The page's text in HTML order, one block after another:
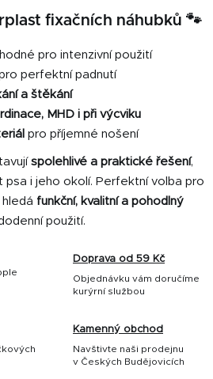
u fixačních náhubků 🐾
pro intenzivní použití
perfektní padnutí
a štěkání
MHD i při výcviku
pro příjemné nošení
spolehlivé a praktické řešení,
i jeho okolí. Perfektní volba pro
funkční, kvalitní a pohodlný
použití.
Doprava od 59 Kč
Objednávku vám doručíme
kurýrní službou
Kamenný obchod
Navštivte naši prodejnu
v Českých Budějovicích